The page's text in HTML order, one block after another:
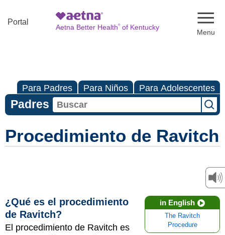
Portal
Aetna Better Health®of Kentucky
Para Padres Para Niños Para Adolescentes
Padres
Procedimiento de Ravitch
in English
The Ravitch
Procedure
¿Qué es el procedimiento
de Ravitch?
El procedimiento de Ravitch es